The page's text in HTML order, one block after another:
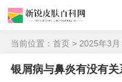
当前位置： 首页 > 2025年3
银屑病与鼻炎有没有